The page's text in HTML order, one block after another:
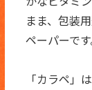
まま、包装
ペーパーです
「カラペ」